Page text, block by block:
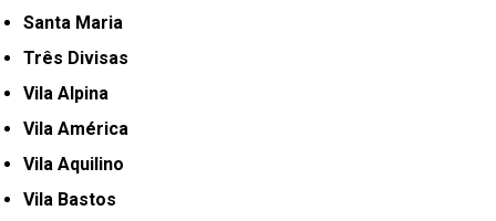
Santa Maria
Três Divisas
Vila Alpina
Vila América
Vila Aquilino
Vila Bastos